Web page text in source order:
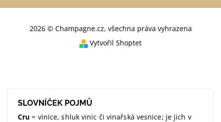
2026 © Champagne.cz, všechna práva vyhrazena
Vytvořil Shoptet
SLOVNÍČEK POJMŮ
Cru = vinice, shluk vinic či vinařská vesnice; je jich v